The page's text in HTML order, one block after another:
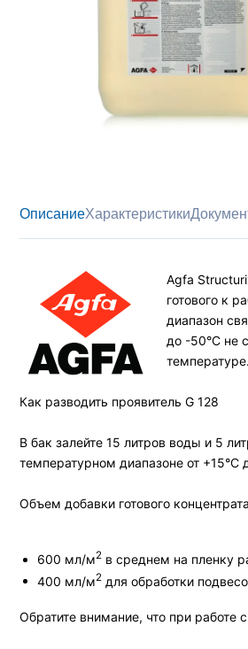
ОписаниеХарактеристики
Agfa
готового к
диапазон
до -50°С не
Как разводить проявитель G 128
В бак залейте 15 литров воды и 5
температурном диапазоне от +15°С
Объем добавки готового
600 мл/м2 в среднем на пленку
400 мл/м2 для обработки
Обратите внимание, что при